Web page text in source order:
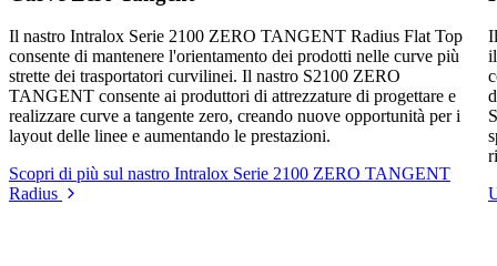
Il nastro Intralox Serie 2100 ZERO TANGENT Radius Flat Top
consente di mantenere l'orientamento dei prodotti nelle curve più
strette dei trasportatori curvilinei. Il nastro S2100 ZERO
TANGENT consente ai produttori di attrezzature di progettare e
realizzare curve a tangente zero, creando nuove opportunità per i
layout delle linee e aumentando le prestazioni.
Scopri di più sul nastro Intralox Serie 2100 ZERO TANGENT
Radius